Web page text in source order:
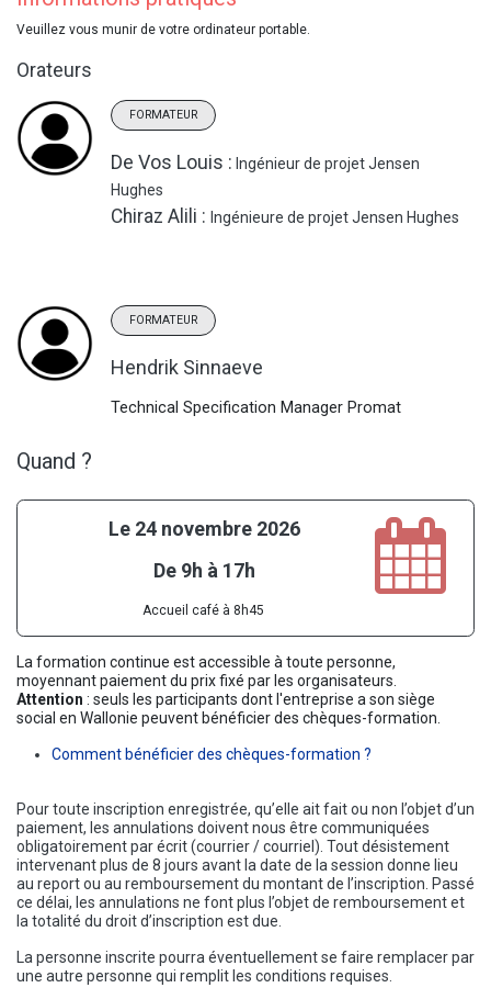
Veuillez vous munir de votre ordinateur portable.
Orateurs
FORMATEUR
De Vos Louis : Ingénieur de projet Jensen
Hughes
Chiraz Alili : Ingénieure de projet Jensen Hughes
FORMATEUR
Hendrik Sinnaeve
Technical Specification Manager Promat
Quand ?
Le 24 novembre 2026
De 9h à 17h
Accueil café à 8h45
La formation continue est accessible à toute personne,
moyennant paiement du prix fixé par les organisateurs.
Attention : seuls les participants dont l'entreprise a son siège
social en Wallonie peuvent bénéficier des chèques-formation.
Comment bénéficier des chèques-formation ?
Pour toute inscription enregistrée, qu’elle ait fait ou non l’objet d’un
paiement, les annulations doivent nous être communiquées
obligatoirement par écrit (courrier / courriel). Tout désistement
intervenant plus de 8 jours avant la date de la session donne lieu
au report ou au remboursement du montant de l’inscription. Passé
ce délai, les annulations ne font plus l’objet de remboursement et
la totalité du droit d’inscription est due.
La personne inscrite pourra éventuellement se faire remplacer par
une autre personne qui remplit les conditions requises.